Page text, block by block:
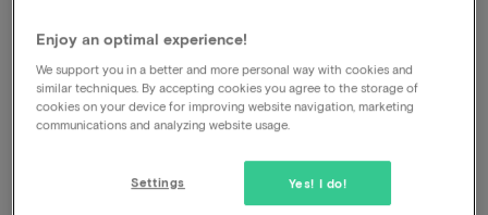
een artistieke flair en biedt een verfijnde sfeer voor
zowel zakenreizigers als toeristen die op zoek zijn
naar een unieke ervaring in de Belgische hoofdstad.
Lees meer
À-la-carterestaurant
Enjoy an optimal experience!
We support you in a better and more personal way with cookies and
similar techniques. By accepting cookies you agree to the storage of
cookies on your device for improving website navigation, marketing
communications and analyzing website usage.
Yes! I do!
Settings